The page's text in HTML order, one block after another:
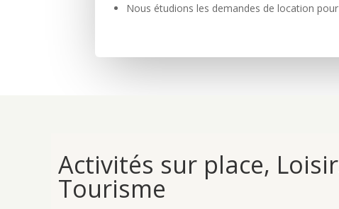
Nous étudions les demandes de location
Activités sur place,
Tourisme